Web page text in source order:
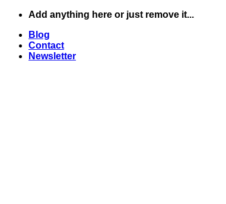
Skip
content
Add anything here or just remove it...
Blog
Contact
Newsletter